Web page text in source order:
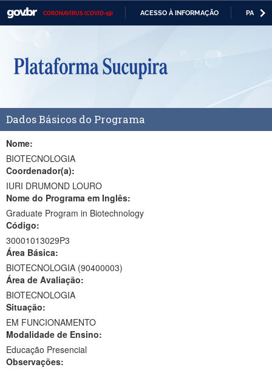
CORONAVÍRUS (COVID-19) ACESSO À INFORMAÇÃO
Casa Civil
Ministério da Defesa
Ministério da Economia
Ministério da Infraestrutura
Ministério da Educação
Ministério da Cidadania
Ministério da Saúde
Ministério da Ciência, Tecnologia, Inovações e Comunicações
Ministério do Meio Ambiente
Ministério do Turismo
Ministério do Desenvolvimento Regional
Dados Básicos do Programa
Nome:
BIOTECNOLOGIA
Coordenador(a):
IURI DRUMOND LOURO
Nome do Programa em Inglês:
Graduate Program in Biotechnology
Código:
30001013029P3
Área Básica:
BIOTECNOLOGIA (90400003)
Área de Avaliação:
BIOTECNOLOGIA
Situação:
EM FUNCIONAMENTO
Modalidade de Ensino:
Educação Presencial
Observações: